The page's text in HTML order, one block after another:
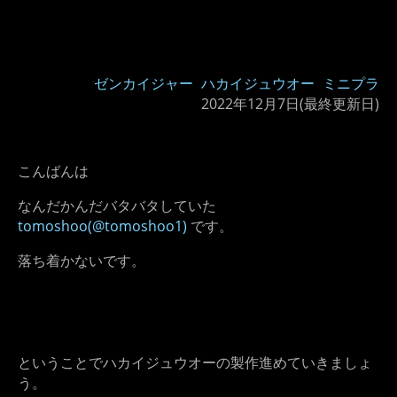
ゼンカイジャー ハカイジュウオー
ミニプラ
2022年12月7日(最終更新日)
こんばんは
なんだかんだバタバタしていた
tomoshoo(@tomoshoo1) です。
落ち着かないです。
ということでハカイジュウオーの製作進めていきましょ
う。